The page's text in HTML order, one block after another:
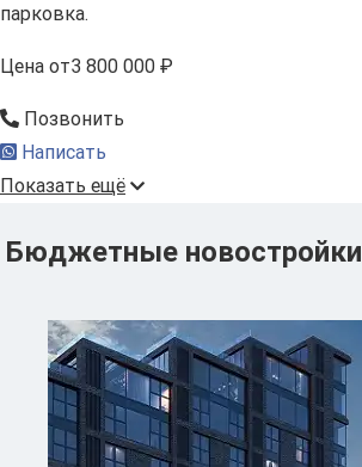
парковка.
Цена от3 800 000 ₽
Позвонить
Написать
Показать ещё
Бюджетные новостройки